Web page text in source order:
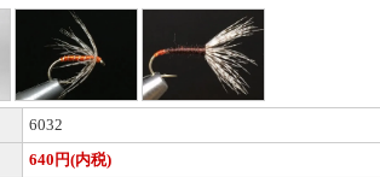
6032
640円(内税)